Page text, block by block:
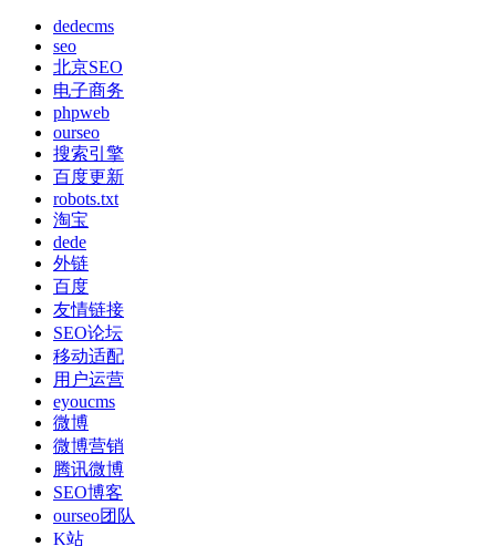
dedecms
seo
北京SEO
电子商务
phpweb
ourseo
搜索引擎
百度更新
robots.txt
淘宝
dede
外链
百度
友情链接
SEO论坛
移动适配
用户运营
eyoucms
微博
微博营销
腾讯微博
SEO博客
ourseo团队
K站